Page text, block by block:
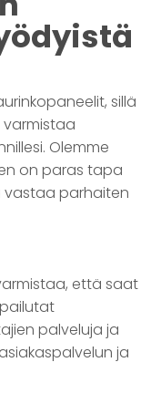
sillä
Olemme
on paras tapa
vastaa parhaiten
että saat
palveluja ja
ja